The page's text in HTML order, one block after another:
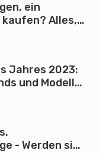
ein
Alles,
Jahres 2023:
und Modelle
- Werden sie